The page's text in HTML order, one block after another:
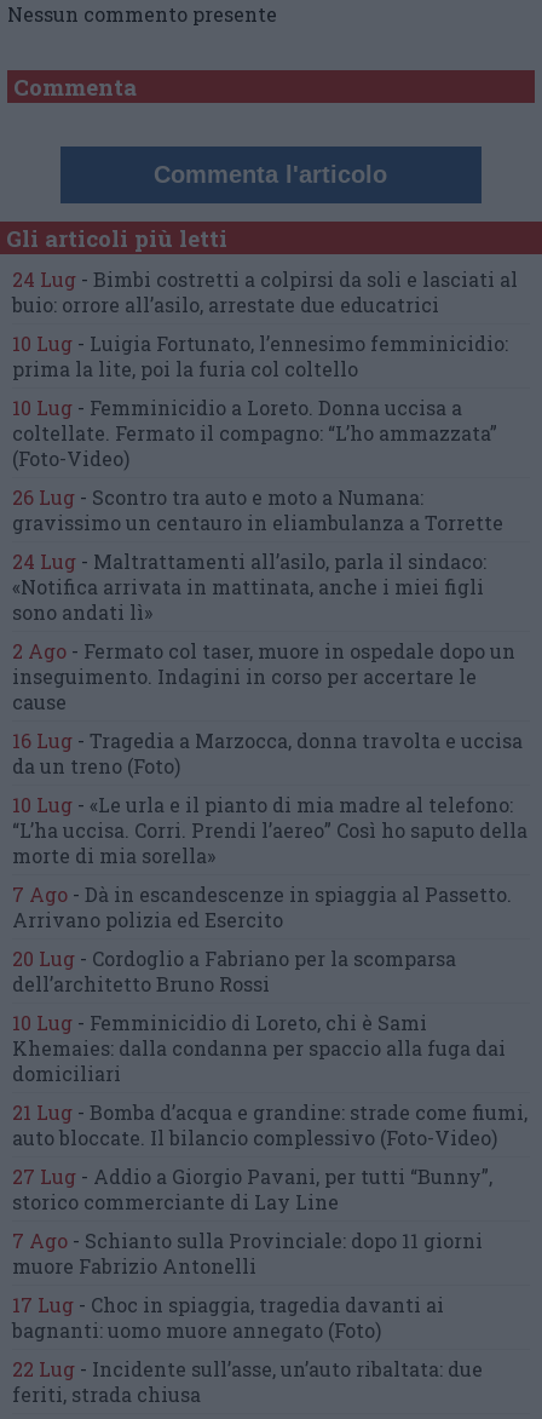
Nessun commento presente
Commenta
Commenta l'articolo
Gli articoli più letti
24 Lug - Bimbi costretti a colpirsi da soli e lasciati al
buio: orrore all’asilo, arrestate due educatrici
10 Lug - Luigia Fortunato, l’ennesimo femminicidio:
prima la lite, poi la furia col coltello
10 Lug - Femminicidio a Loreto. Donna uccisa a
coltellate. Fermato il compagno: “L’ho ammazzata”
(Foto-Video)
26 Lug - Scontro tra auto e moto a Numana:
gravissimo un centauro in eliambulanza a Torrette
24 Lug - Maltrattamenti all’asilo, parla il sindaco:
«Notifica arrivata in mattinata, anche i miei figli
sono andati lì»
2 Ago - Fermato col taser, muore in ospedale dopo un
inseguimento. Indagini in corso per accertare le
cause
16 Lug - Tragedia a Marzocca, donna travolta e uccisa
da un treno (Foto)
10 Lug - «Le urla e il pianto di mia madre al telefono:
“L’ha uccisa. Corri. Prendi l’aereo” Così ho saputo della
morte di mia sorella»
7 Ago - Dà in escandescenze in spiaggia al Passetto.
Arrivano polizia ed Esercito
20 Lug - Cordoglio a Fabriano per la scomparsa
dell’architetto Bruno Rossi
10 Lug - Femminicidio di Loreto, chi è Sami
Khemaies: dalla condanna per spaccio alla fuga dai
domiciliari
21 Lug - Bomba d’acqua e grandine: strade come fiumi,
auto bloccate. Il bilancio complessivo (Foto-Video)
27 Lug - Addio a Giorgio Pavani, per tutti “Bunny”,
storico commerciante di Lay Line
7 Ago - Schianto sulla Provinciale: dopo 11 giorni
muore Fabrizio Antonelli
17 Lug - Choc in spiaggia, tragedia davanti ai
bagnanti:uomo muore annegato (Foto)
22 Lug - Incidente sull’asse, un’auto ribaltata: due
feriti, strada chiusa